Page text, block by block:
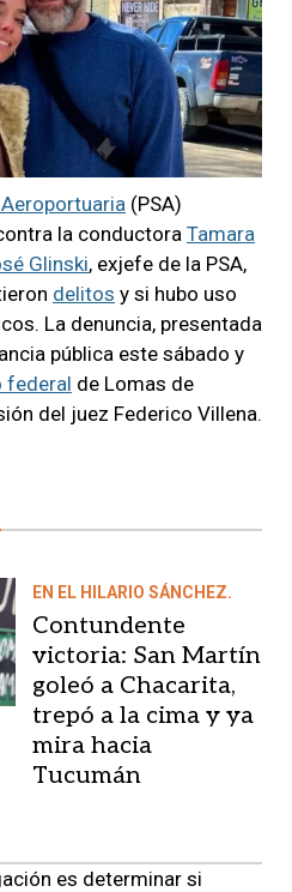
(PSA)
la conductora Tamara
Glinski, exjefe de la PSA,
delitos y si hubo uso
La denuncia, presentada
pública este sábado y
federal de Lomas de
del juez Federico Villena.
EN EL HILARIO SÁNCHEZ.
Contundente
victoria: San Martín
goleó a Chacarita,
trepó a la cima y ya
mira hacia
Tucumán
es determinar si